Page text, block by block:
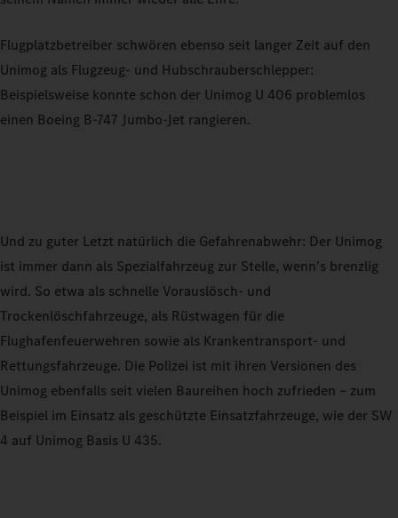
Flugplatzbetreiber schwören ebenso seit langer Zeit auf den
Unimog als Flugzeug- und Hubschrauberschlepper:
Beispielsweise konnte schon der Unimog U 406 problemlos
einen Boeing B-747 Jumbo-Jet rangieren.
Und zu guter Letzt natürlich die Gefahrenabwehr: Der Unimog
ist immer dann als Spezialfahrzeug zur Stelle, wenn's brenzlig
wird. So etwa als schnelle Vorauslösch- und
Trockenlöschfahrzeuge, als Rüstwagen für die
Flughafenfeuerwehren sowie als Krankentransport- und
Rettungsfahrzeuge. Die Polizei ist mit ihren Versionen des
Unimog ebenfalls seit vielen Baureihen hoch zufrieden – zum
Beispiel im Einsatz als geschützte Einsatzfahrzeuge, wie der SW
4 auf Unimog Basis U 435.